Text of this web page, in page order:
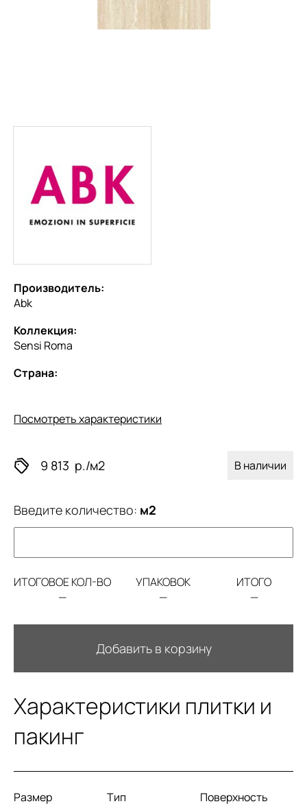
Производитель:
Abk
Коллекция:
Sensi Roma
Страна:
Посмотреть характеристики
9 813 р./м2 В наличии
Введите количество: м2
ИТОГОВОЕ КОЛ-ВО
—
УПАКОВОК
—
ИТОГО
—
Добавить в корзину
Характеристики плитки и
пакинг
Размер Тип Поверхность